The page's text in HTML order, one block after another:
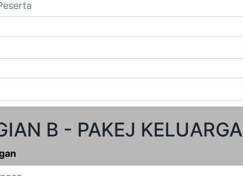
B - PAKEJ KELUARGA